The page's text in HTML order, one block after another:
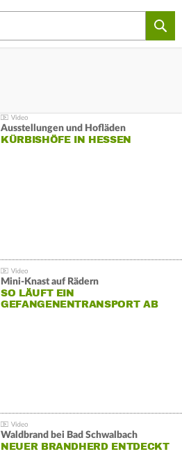
Ausstellungen und Hofläden
KÜRBISHÖFE IN HESSEN
Mini-Knast auf Rädern
SO LÄUFT EIN
GEFANGENENTRANSPORT AB
Waldbrand bei Bad Schwalbach
NEUER BRANDHERD ENTDECKT